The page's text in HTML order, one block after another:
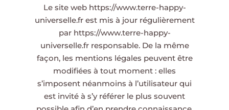
Le site web https://www.terre-happy-
universelle.frest mis à jour régulièrement
par https://www.terre-happy-
universelle.frresponsable. De la même
façon, les mentions légales peuvent être
modifiées à tout moment : elles
s’imposent néanmoins à l’utilisateur qui
est invité à s’y référer le plus souvent